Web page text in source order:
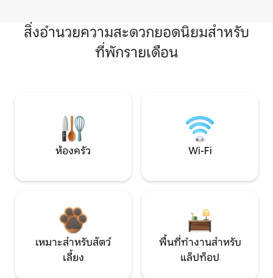
สิ่งอำนวยความสะดวกยอดนิยมสำหรับ
ที่พักรายเดือน
ห้องครัว Wi-Fi
เหมาะสำหรับสัตว์
เลี้ยง
พื้นที่ทำงานสำหรับ
แล็ปท็อป